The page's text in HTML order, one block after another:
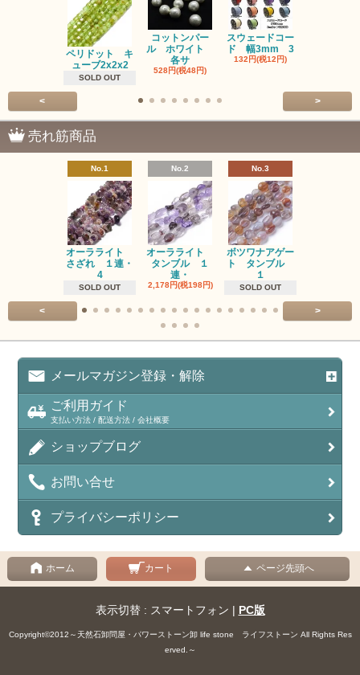
ペリドット キ
ューブ2x2x2
SOLD OUT
コットンパー
ル ホワイト
各サ
528円(税48円)
スウェードコー
ド 幅3mm 3
132円(税12円)
< >
売れ筋商品
No.1
オーラライト
さざれ １連・
4
SOLD OUT
No.2
オーラライト
タンブル １
連・
2,178円(税198円)
No.3
ボツワナアゲー
ト タンブル
１
SOLD OUT
< >
メールマガジン登録・解除
ご利用ガイド
支払い方法 / 配送方法 / 会社概要
ショップブログ
お問い合せ
プライバシーポリシー
ホーム カート ページ先頭へ
表示切替 : スマートフォン | PC版
Copyright©2012～天然石卸問屋・パワーストーン卸 life stone ライフストーン All Rights Res
erved.～